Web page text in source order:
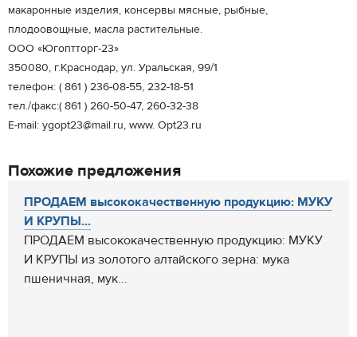
макаронные изделия, консервы мясные, рыбные,
плодоовощные, масла растительные.
ООО «Югоптторг-23»
350080, г.Краснодар, ул. Уральская, 99/1
телефон: ( 861 ) 236-08-55, 232-18-51
тел./факс:( 861 ) 260-50-47, 260-32-38
Е-mail: ygopt23@mail.ru, www. Opt23.ru
Похожие предложения
ПРОДАЕМ высококачественную продукцию: МУКУ
И КРУПЫ...
ПРОДАЕМ высококачественную продукцию: МУКУ
И КРУПЫ из золотого алтайского зерна: мука
пшеничная, мук...